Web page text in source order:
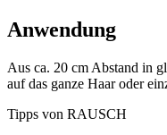
Anwendung
Aus ca. 20 cm Abstand in
auf das ganze Haar oder
Tipps von RAUSCH